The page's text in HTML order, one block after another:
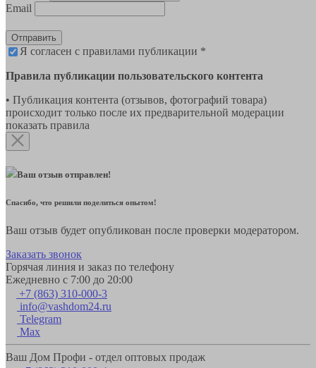
Email
Отправить
Я согласен с правилами публикации *
Правила публикации пользовательского контента
• Публикация контента (отзывов, фотографий товара)
происходит только после их предварительной модерации
показать правила
Ваш отзыв отправлен!
Спасибо, что решили поделиться опытом!
Ваш отзыв будет опубликован после проверки модератором.
Заказать звонок
Горячая линия и заказ по телефону
Ежедневно с 7:00 до 20:00
+7 (863) 310-000-3
info@vashdom24.ru
Telegram
Max
Ваш Дом Профи - отдел оптовых продаж